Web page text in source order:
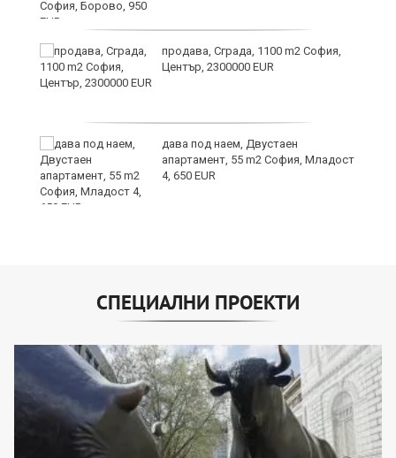
продава, Сграда, 1100 m2 София,
Център, 2300000 EUR
дава под наем, Двустаен
апартамент, 55 m2 София, Младост
4, 650 EUR
СПЕЦИАЛНИ ПРОЕКТИ